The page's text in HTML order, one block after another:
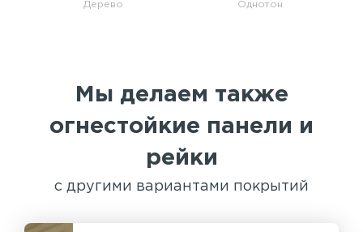
Дерево Однотон
Мы делаем также
огнестойкие панели и
рейки
с другими вариантами покрытий